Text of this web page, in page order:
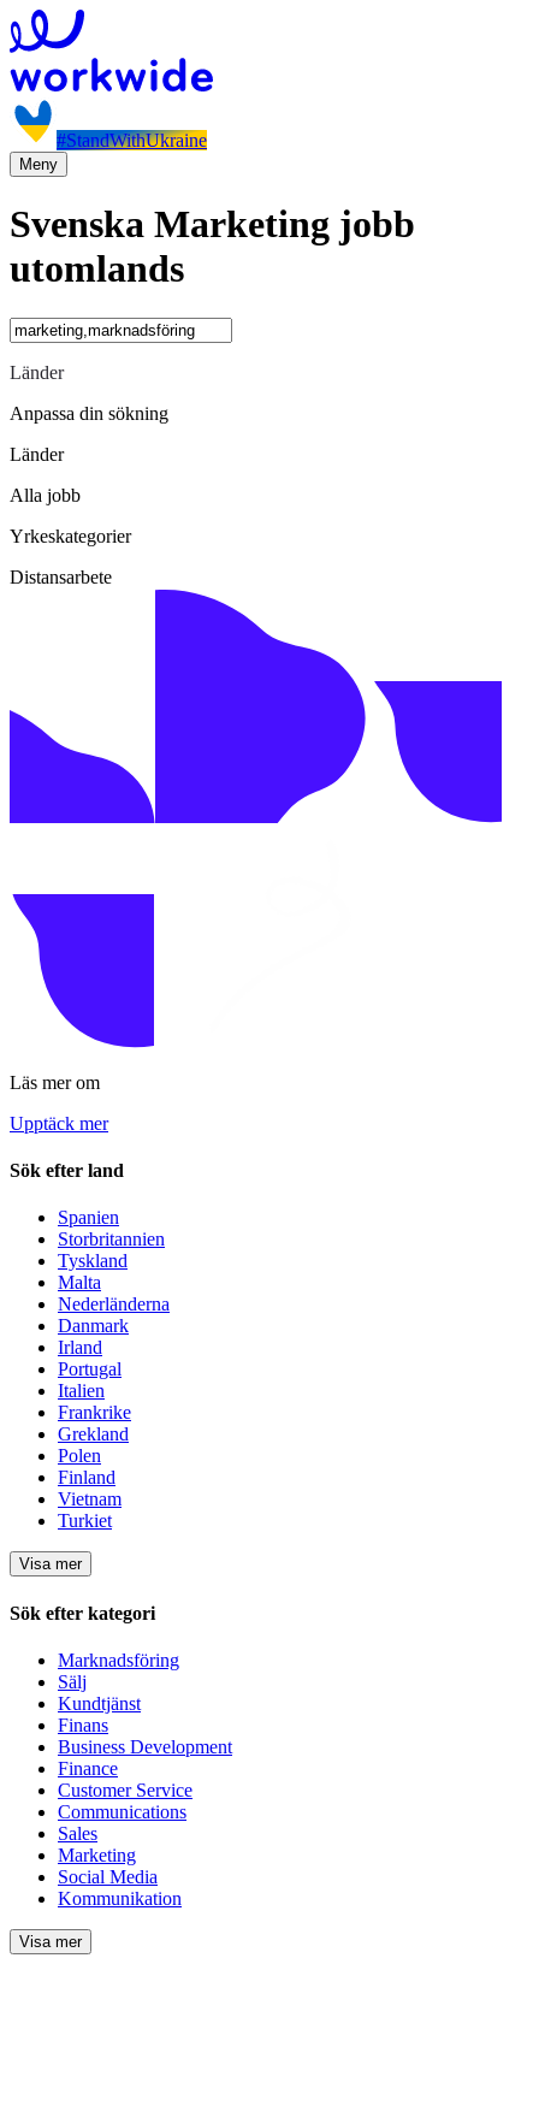
#StandWithUkraine
Meny
Svenska Marketing jobb
utomlands
Länder
Anpassa din sökning
Länder
Alla jobb
Yrkeskategorier
Distansarbete
Läs mer om
Upptäck mer
Sök efter land
Spanien
Storbritannien
Tyskland
Malta
Nederländerna
Danmark
Irland
Portugal
Italien
Frankrike
Grekland
Polen
Finland
Vietnam
Turkiet
Visa mer
Sök efter kategori
Marknadsföring
Sälj
Kundtjänst
Finans
Business Development
Finance
Customer Service
Communications
Sales
Marketing
Social Media
Kommunikation
Visa mer